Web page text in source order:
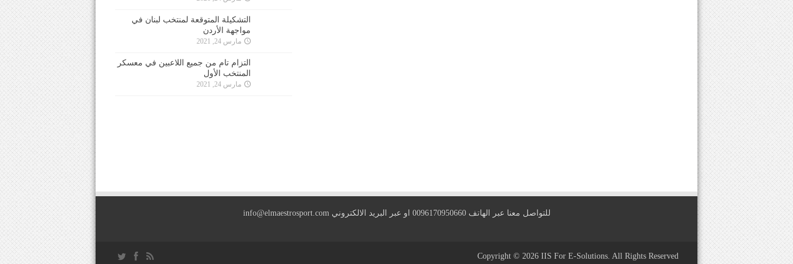
التشكيلة المتوقعة لمنتخب لبنان في
مواجهة الأردن
مارس 24, 2021
التزام تام من جميع اللاعبين في معسكر
المنتخب الأول
مارس 24, 2021
للتواصل معنا عبر الهاتف 0096170950660 او عبر البريد الالكتروني info@elmaestrosport.com
Copyright © 2026 IIS For E-Solutions. All Rights Reserved